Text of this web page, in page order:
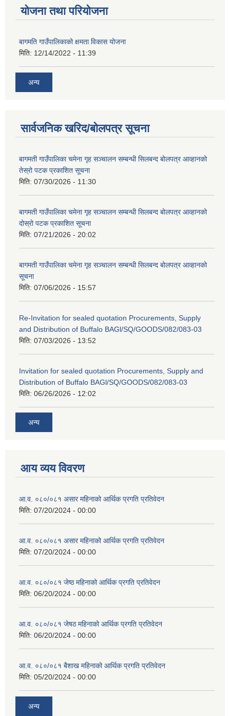
योजना तथा परियोजना
बागमति गाउँपालिकाको क्षमता विकास योजना
मिति: 12/14/2022 - 11:39
अन्य
सार्वजनिक खरिद/बोलपत्र सूचना
बागमती गाउँपालिका चमेना गृह सञ्चालन सम्बन्धी सिलबन्द बोलपत्र आव्हानको
तेस्रो पटक प्रकाशित सूचना
मिति: 07/30/2026 - 11:30
बागमती गाउँपालिका चमेना गृह सञ्चालन सम्बन्धी सिलबन्द बोलपत्र आव्हानको
दोस्रो पटक प्रकाशित सूचना
मिति: 07/21/2026 - 20:02
बागमती गाउँपालिका चमेना गृह सञ्चालन सम्बन्धी सिलबन्द बोलपत्र आव्हानको
सूचना
मिति: 07/06/2026 - 15:57
Re-Invitation for sealed quotation Procurements, Supply
and Distribution of Buffalo BAGl/SQ/GOODS/082/083-03
मिति: 07/03/2026 - 13:52
Invitation for sealed quotation Procurements, Supply and
Distribution of Buffalo BAGl/SQ/GOODS/082/083-03
मिति: 06/26/2026 - 12:02
अन्य
आय व्यय विवरण
आ.व. ०८०/०८१ असार महिनाको आर्थिक प्रगति प्रतिवेदन
मिति: 07/20/2024 - 00:00
आ.व. ०८०/०८१ असार महिनाको आर्थिक प्रगति प्रतिवेदन
मिति: 07/20/2024 - 00:00
आ.व. ०८०/०८१ जेष्ठ महिनाको आर्थिक प्रगति प्रतिवेदन
मिति: 06/20/2024 - 00:00
आ.व. ०८०/०८१ जेषठ महिनाको आर्थिक प्रगति प्रतिवेदन
मिति: 06/20/2024 - 00:00
आ.व. ०८०/०८१ बैशाख महिनाको आर्थिक प्रगति प्रतिवेदन
मिति: 05/20/2024 - 00:00
अन्य